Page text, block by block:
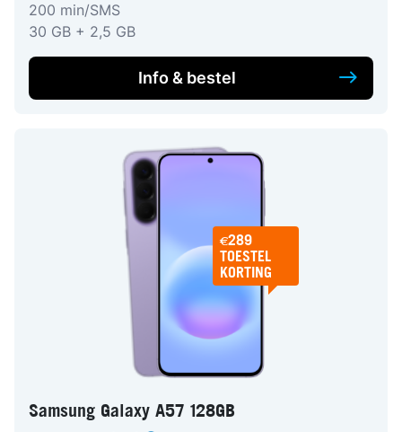
200 min/SMS
30 GB + 2,5 GB
Info & bestel
€289
TOESTEL
KORTING
Samsung Galaxy A57 128GB